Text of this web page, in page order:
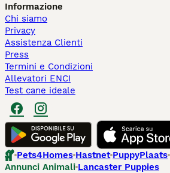
Informazione
Chi siamo
Privacy
Assistenza Clienti
Press
Termini e Condizioni
Allevatori ENCI
Test cane ideale
Pets4Homes Hastnet PuppyPlaats
Annunci Animali Lancaster Puppies